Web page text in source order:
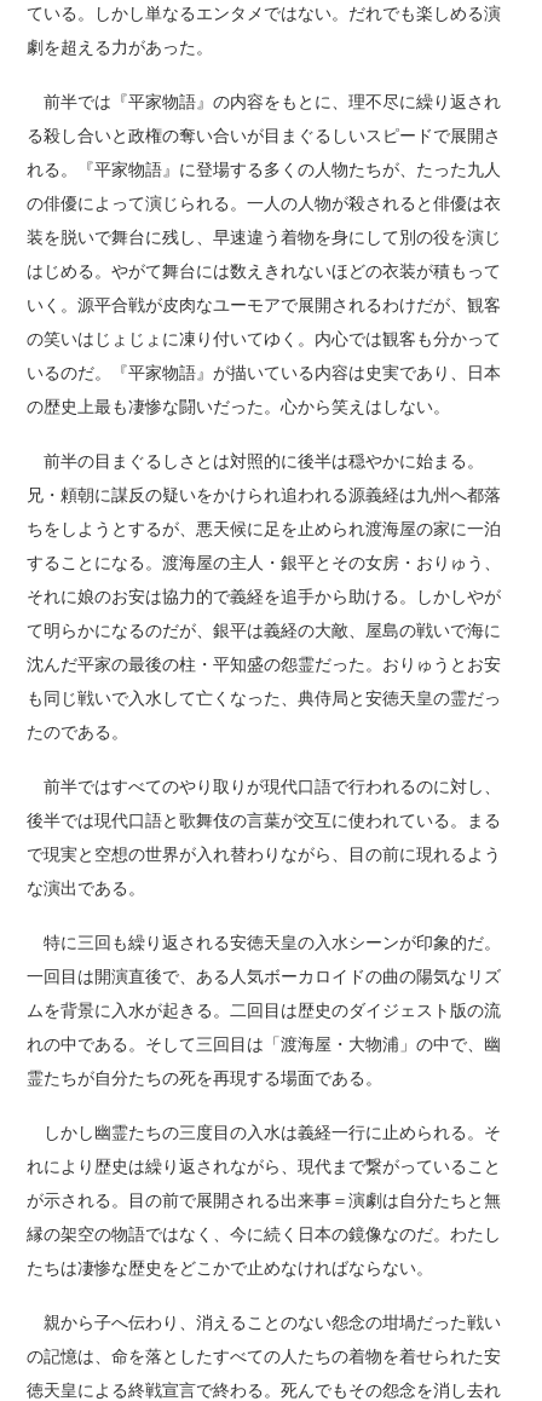
ている。しかし単なるエンタメではない。だれでも楽しめる演
劇を超える力があった。
前半では『平家物語』の内容をもとに、理不尽に繰り返され
る殺し合いと政権の奪い合いが目まぐるしいスピードで展開さ
れる。『平家物語』に登場する多くの人物たちが、たった九人
の俳優によって演じられる。一人の人物が殺されると俳優は衣
装を脱いで舞台に残し、早速違う着物を身にして別の役を演じ
はじめる。やがて舞台には数えきれないほどの衣装が積もって
いく。源平合戦が皮肉なユーモアで展開されるわけだが、観客
の笑いはじょじょに凍り付いてゆく。内心では観客も分かって
いるのだ。『平家物語』が描いている内容は史実であり、日本
の歴史上最も凄惨な闘いだった。心から笑えはしない。
前半の目まぐるしさとは対照的に後半は穏やかに始まる。
兄・頼朝に謀反の疑いをかけられ追われる源義経は九州へ都落
ちをしようとするが、悪天候に足を止められ渡海屋の家に一泊
することになる。渡海屋の主人・銀平とその女房・おりゅう、
それに娘のお安は協力的で義経を追手から助ける。しかしやが
て明らかになるのだが、銀平は義経の大敵、屋島の戦いで海に
沈んだ平家の最後の柱・平知盛の怨霊だった。おりゅうとお安
も同じ戦いで入水して亡くなった、典侍局と安徳天皇の霊だっ
たのである。
前半ではすべてのやり取りが現代口語で行われるのに対し、
後半では現代口語と歌舞伎の言葉が交互に使われている。まる
で現実と空想の世界が入れ替わりながら、目の前に現れるよう
な演出である。
特に三回も繰り返される安徳天皇の入水シーンが印象的だ。
一回目は開演直後で、ある人気ボーカロイドの曲の陽気なリズ
ムを背景に入水が起きる。二回目は歴史のダイジェスト版の流
れの中である。そして三回目は「渡海屋・大物浦」の中で、幽
霊たちが自分たちの死を再現する場面である。
しかし幽霊たちの三度目の入水は義経一行に止められる。そ
れにより歴史は繰り返されながら、現代まで繋がっていること
が示される。目の前で展開される出来事＝演劇は自分たちと無
縁の架空の物語ではなく、今に続く日本の鏡像なのだ。わたし
たちは凄惨な歴史をどこかで止めなければならない。
親から子へ伝わり、消えることのない怨念の坩堝だった戦い
の記憶は、命を落としたすべての人たちの着物を着せられた安
徳天皇による終戦宣言で終わる。死んでもその怨念を消し去れ